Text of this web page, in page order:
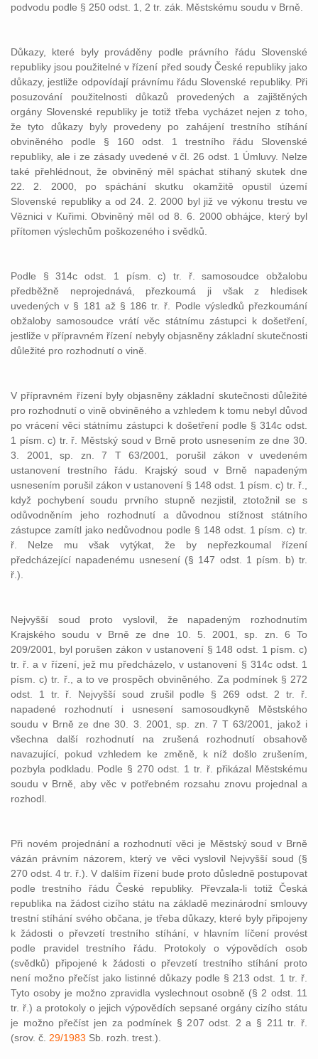
podvodu podle § 250 odst. 1, 2 tr. zák. Městskému soudu v Brně.
Důkazy, které byly prováděny podle právního řádu Slovenské
republiky jsou použitelné v řízení před soudy České republiky jako
důkazy, jestliže odpovídají právnímu řádu Slovenské republiky. Při
posuzování použitelnosti důkazů provedených a zajištěných
orgány Slovenské republiky je totiž třeba vycházet nejen z toho,
že tyto důkazy byly provedeny po zahájení trestního stíhání
obviněného podle § 160 odst. 1 trestního řádu Slovenské
republiky, ale i ze zásady uvedené v čl. 26 odst. 1 Úmluvy. Nelze
také přehlédnout, že obviněný měl spáchat stíhaný skutek dne
22. 2. 2000, po spáchání skutku okamžitě opustil území
Slovenské republiky a od 24. 2. 2000 byl již ve výkonu trestu ve
Věznici v Kuřimi. Obviněný měl od 8. 6. 2000 obhájce, který byl
přítomen výslechům poškozeného i svědků.
Podle § 314c odst. 1 písm. c) tr. ř. samosoudce obžalobu
předběžně neprojednává, přezkoumá ji však z hledisek
uvedených v § 181 až § 186 tr. ř. Podle výsledků přezkoumání
obžaloby samosoudce vrátí věc státnímu zástupci k došetření,
jestliže v přípravném řízení nebyly objasněny základní skutečnosti
důležité pro rozhodnutí o vině.
V přípravném řízení byly objasněny základní skutečnosti důležité
pro rozhodnutí o vině obviněného a vzhledem k tomu nebyl důvod
po vrácení věci státnímu zástupci k došetření podle § 314c odst.
1 písm. c) tr. ř. Městský soud v Brně proto usnesením ze dne 30.
3. 2001, sp. zn. 7 T 63/2001, porušil zákon v uvedeném
ustanovení trestního řádu. Krajský soud v Brně napadeným
usnesením porušil zákon v ustanovení § 148 odst. 1 písm. c) tr. ř.,
když pochybení soudu prvního stupně nezjistil, ztotožnil se s
odůvodněním jeho rozhodnutí a důvodnou stížnost státního
zástupce zamítl jako nedůvodnou podle § 148 odst. 1 písm. c) tr.
ř. Nelze mu však vytýkat, že by nepřezkoumal řízení
předcházející napadenému usnesení (§ 147 odst. 1 písm. b) tr.
ř.).
Nejvyšší soud proto vyslovil, že napadeným rozhodnutím
Krajského soudu v Brně ze dne 10. 5. 2001, sp. zn. 6 To
209/2001, byl porušen zákon v ustanovení § 148 odst. 1 písm. c)
tr. ř. a v řízení, jež mu předcházelo, v ustanovení § 314c odst. 1
písm. c) tr. ř., a to ve prospěch obviněného. Za podmínek § 272
odst. 1 tr. ř. Nejvyšší soud zrušil podle § 269 odst. 2 tr. ř.
napadené rozhodnutí i usnesení samosoudkyně Městského
soudu v Brně ze dne 30. 3. 2001, sp. zn. 7 T 63/2001, jakož i
všechna další rozhodnutí na zrušená rozhodnutí obsahově
navazující, pokud vzhledem ke změně, k níž došlo zrušením,
pozbyla podkladu. Podle § 270 odst. 1 tr. ř. přikázal Městskému
soudu v Brně, aby věc v potřebném rozsahu znovu projednal a
rozhodl.
Při novém projednání a rozhodnutí věci je Městský soud v Brně
vázán právním názorem, který ve věci vyslovil Nejvyšší soud (§
270 odst. 4 tr. ř.). V dalším řízení bude proto důsledně postupovat
podle trestního řádu České republiky. Převzala-li totiž Česká
republika na žádost cizího státu na základě mezinárodní smlouvy
trestní stíhání svého občana, je třeba důkazy, které byly připojeny
k žádosti o převzetí trestního stíhání, v hlavním líčení provést
podle pravidel trestního řádu. Protokoly o výpovědích osob
(svědků) připojené k žádosti o převzetí trestního stíhání proto
není možno přečíst jako listinné důkazy podle § 213 odst. 1 tr. ř.
Tyto osoby je možno zpravidla vyslechnout osobně (§ 2 odst. 11
tr. ř.) a protokoly o jejich výpovědích sepsané orgány cizího státu
je možno přečíst jen za podmínek § 207 odst. 2 a § 211 tr. ř.
(srov. č. 29/1983 Sb. rozh. trest.).